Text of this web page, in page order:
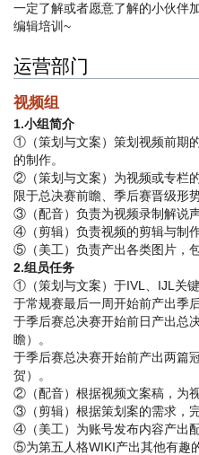
一定了解或者愿意了解的小伙伴
编辑培训~
运营部门
视频组
1.小组简介
①（策划与文案）策划视频前期
的制作。
②（策划与文案）为视频或专栏
限于总决赛前瞻、季后赛晋级形势
③（配音）负责为视频录制解说声
④（剪辑）负责视频的剪辑与制作
⑤（美工）负责产出各类图片，
2.组员任务
①（策划与文案）于IVL、IJL关
于常规赛最后一周开始前产出季
于季后赛总决赛开始前日产出总
瞻）。
于季后赛总决赛开始前产出两篇
贺）。
②（配音）根据视频文案稿，为
③（剪辑）根据策划案的需求，
④（美工）为账号发布内容产出配
⑤为第五人格WIKI产出其他有趣